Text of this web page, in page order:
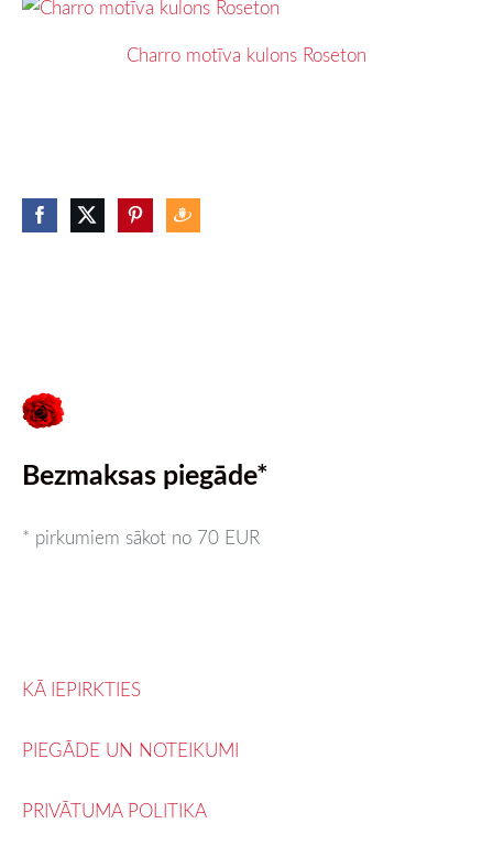
Bezmaksas piegāde*
* pirkumiem sākot no 70 EUR
KĀ IEPIRKTIES
PIEGĀDE UN NOTEIKUMI
PRIVĀTUMA POLITIKA
Charro motīva kulons Roseton